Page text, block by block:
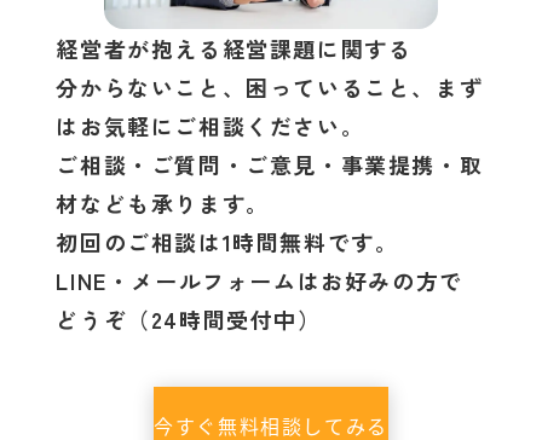
経営者が抱える経営課題に関する
分からないこと、困っていること、まず
はお気軽にご相談ください。
ご相談・ご質問・ご意見・事業提携・取
材なども承ります。
初回のご相談は1時間無料です。
LINE・メールフォームはお好みの方で
どうぞ（24時間受付中）
今すぐ無料相談してみる